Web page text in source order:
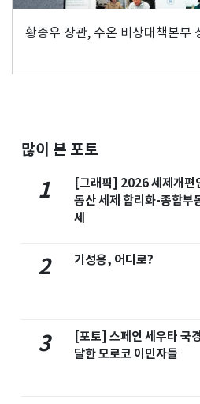
황종우 장관, 수온 비상대책본부
많이 본 포토
1
[그래픽] 2026 세제개편
동산 세제 합리화-종합부
세
2 기성용, 어디로?
3
[포토] 스페인 세우타 국
달한 모로코 이민자들